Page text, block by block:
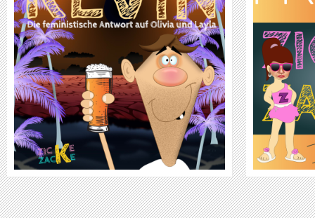
WEITER VIDEO